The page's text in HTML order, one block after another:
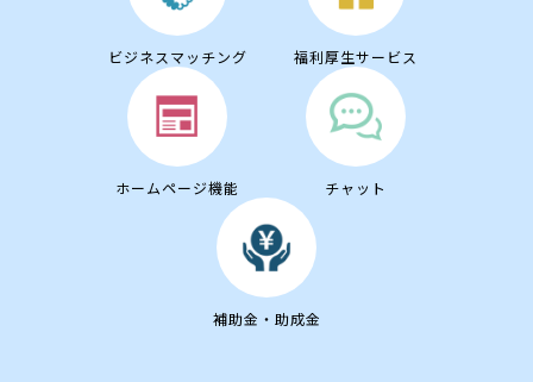
ビジネスマッチング 福利厚生サービス
ホームページ機能 チャット
補助金・助成金